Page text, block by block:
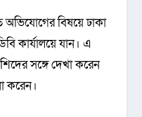
বিষয়ে ঢাকা
কার্যালয়ে যান। এ
সঙ্গে দেখা করেন
করেন।